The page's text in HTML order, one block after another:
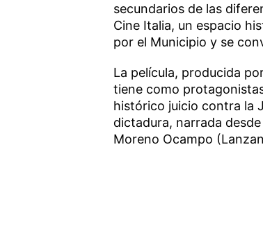
secundarios de las
Cine Italia, un espacio
por el Municipio y se
La película, producida
tiene como
histórico juicio contra la
dictadura, narrada
Moreno Ocampo